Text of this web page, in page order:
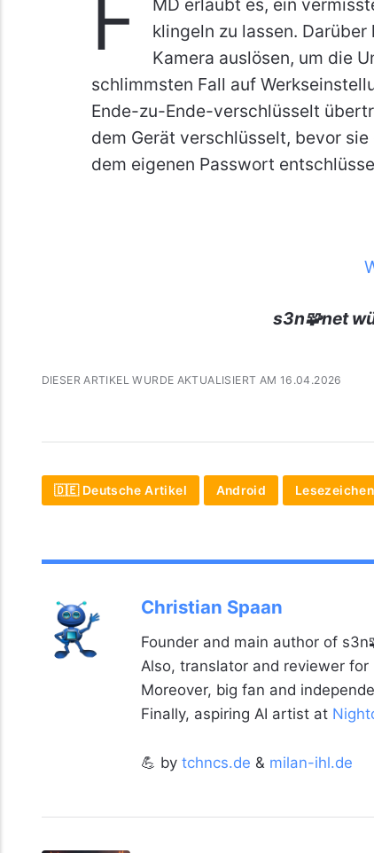
F
klingeln zu lassen.
Kamera auslösen, um die
schlimmsten Fall auf
Ende-zu-Ende-verschlüsselt
dem Gerät verschlüsselt, bevor
dem eigenen Passwort
s3n🧩net
DIESER ARTIKEL WURDE AKTUALISIERT AM 16.04.2026
🇩🇪 Deutsche Artikel Android Lesezeichen
Christian Spaan
Founder and main author of
Also, translator and reviewer
Moreover, big fan and
Finally, aspiring AI artist at
💪 by tchncs.de & milan-ihl.de